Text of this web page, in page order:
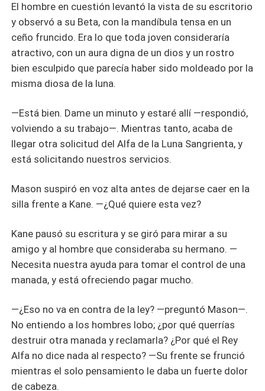
El hombre en cuestión levantó la vista de su escritorio
y observó a su Beta, con la mandíbula tensa en un
ceño fruncido. Era lo que toda joven consideraría
atractivo, con un aura digna de un dios y un rostro
bien esculpido que parecía haber sido moldeado por la
misma diosa de la luna.
—Está bien. Dame un minuto y estaré allí —respondió,
volviendo a su trabajo—. Mientras tanto, acaba de
llegar otra solicitud del Alfa de la Luna Sangrienta, y
está solicitando nuestros servicios.
Mason suspiró en voz alta antes de dejarse caer en la
silla frente a Kane. —¿Qué quiere esta vez?
Kane pausó su escritura y se giró para mirar a su
amigo y al hombre que consideraba su hermano. —
Necesita nuestra ayuda para tomar el control de una
manada, y está ofreciendo pagar mucho.
—¿Eso no va en contra de la ley? —preguntó Mason—.
No entiendo a los hombres lobo; ¿por qué querrías
destruir otra manada y reclamarla? ¿Por qué el Rey
Alfa no dice nada al respecto? —Su frente se frunció
mientras el solo pensamiento le daba un fuerte dolor
de cabeza.